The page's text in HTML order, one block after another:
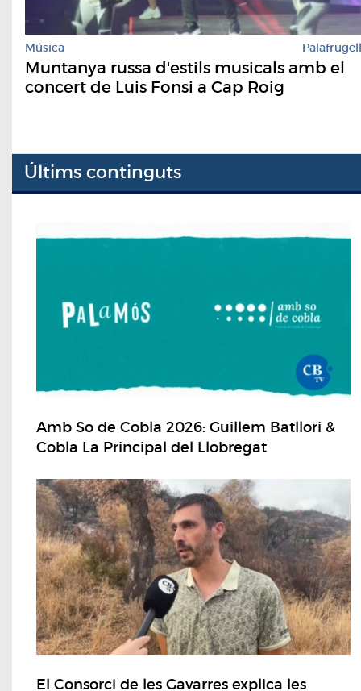
Música Palafrugell
Muntanya russa d'estils musicals amb el
concert de Luis Fonsi a Cap Roig
Últims continguts
Amb So de Cobla 2026: Guillem Batllori &
Cobla La Principal del Llobregat
El Consorci de les Gavarres explica les